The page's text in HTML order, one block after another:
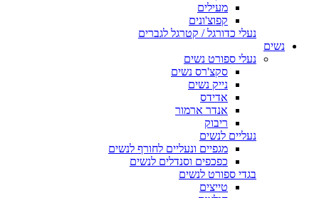
מעילים
קפוצ'ונים
נעלי כדורגל / קטרגל לגברים
נשים
נעלי ספורט נשים
סקצ'רס נשים
נייק נשים
אדידס
אנדר ארמור
ריבוק
נעליים לנשים
מגפיים ונעליים לחורף לנשים
כפכפים וסנדלים לנשים
בגדי ספורט לנשים
טייצים